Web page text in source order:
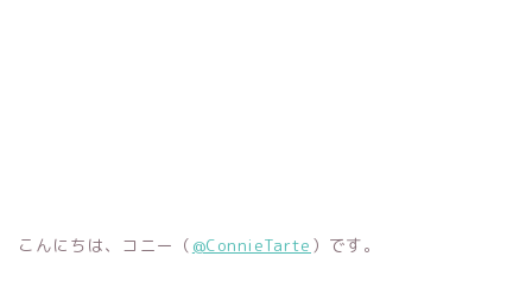
こんにちは、コニー（ @ConnieTarte ）です。